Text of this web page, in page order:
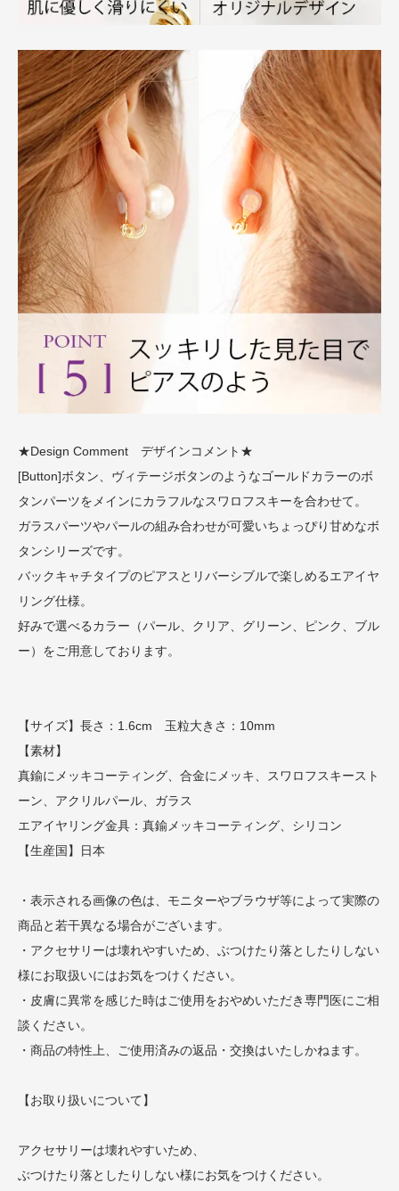
★Design Comment デザインコメント★
[Button]ボタン、ヴィテージボタンのようなゴールドカラーのボ
タンパーツをメインにカラフルなスワロフスキーを合わせて。
ガラスパーツやパールの組み合わせが可愛いちょっぴり甘めなボ
タンシリーズです。
バックキャチタイプのピアスとリバーシブルで楽しめるエアイヤ
リング仕様。
好みで選べるカラー（パール、クリア、グリーン、ピンク、ブル
ー）をご用意しております。
【サイズ】長さ：1.6cm 玉粒大きさ：10mm
【素材】
真鍮にメッキコーティング、合金にメッキ、スワロフスキースト
ーン、アクリルパール、ガラス
エアイヤリング金具：真鍮メッキコーティング、シリコン
【生産国】日本
・表示される画像の色は、モニターやブラウザ等によって実際の
商品と若干異なる場合がございます。
・アクセサリーは壊れやすいため、ぶつけたり落としたりしない
様にお取扱いにはお気をつけください。
・皮膚に異常を感じた時はご使用をおやめいただき専門医にご相
談ください。
・商品の特性上、ご使用済みの返品・交換はいたしかねます。
【お取り扱いについて】
アクセサリーは壊れやすいため、
ぶつけたり落としたりしない様にお気をつけください。